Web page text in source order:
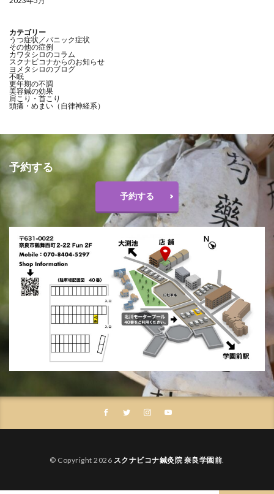
カテゴリー
うつ症状／パニック症状
その他の症例
カワタシロのコラム
スクナビコナからのお知らせ
ヨメタシロのブログ
不眠
更年期の不調
美容鍼の効果
肩こり・首こり
頭痛・めまい（自律神経系）
予約する
予約する
© Copyright 2026 スクナビコナ鍼灸院 奈良学園前.